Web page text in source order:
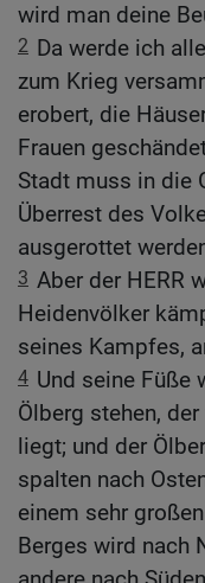
wird man deine
2 Da werde ich
zum Krieg
erobert, die
Frauen
Stadt muss in die
Überrest des
ausgerottet
3 Aber der HERR
Heidenvölker
seines Kampfes,
4 Und seine Füße
Ölberg stehen,
liegt; und der
spalten nach
einem sehr
Berges wird nach